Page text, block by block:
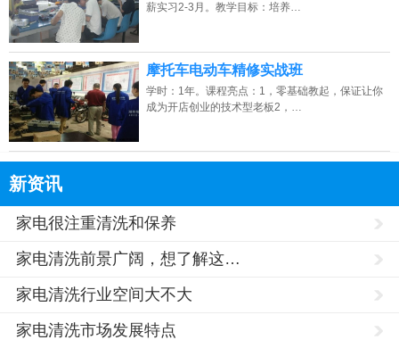
薪实习2-3月。教学目标：培养…
摩托车电动车精修实战班
学时：1年。课程亮点：1，零基础教起，保证让你
成为开店创业的技术型老板2，…
新资讯
家电很注重清洗和保养
家电清洗前景广阔，想了解这…
家电清洗行业空间大不大
家电清洗市场发展特点